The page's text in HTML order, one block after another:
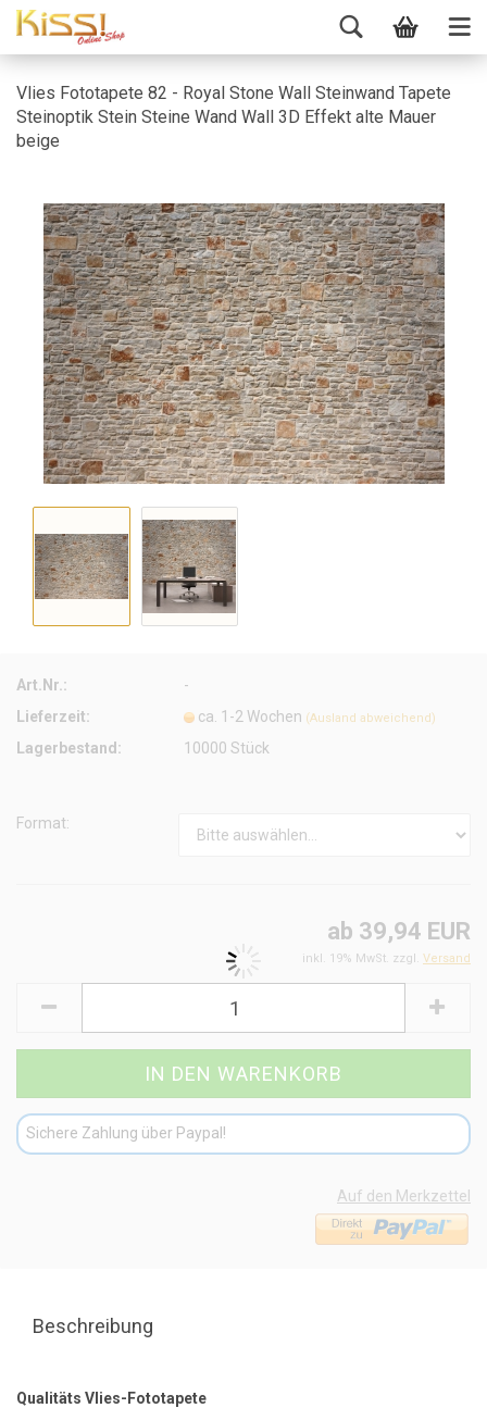
Vlies Fototapete 82 - Royal Stone Wall Steinwand Tapete
Steinoptik Stein Steine Wand Wall 3D Effekt alte Mauer
beige
Art.Nr.:
-
Lieferzeit:
ca. 1-2 Wochen (Ausland abweichend)
Lagerbestand: 10000Stück
Format:
ab 39,94 EUR
inkl. 19% MwSt. zzgl. Versand
Sichere Zahlung über Paypal!
Auf den Merkzettel
Beschreibung
Qualitäts Vlies-Fototapete